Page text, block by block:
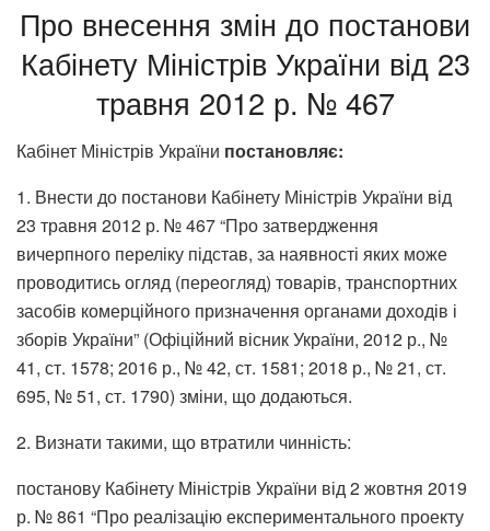
Про внесення змін до постанови
Кабінету Міністрів України від 23
травня 2012 р. № 467
Кабінет Міністрів України постановляє:
1. Внести до постанови Кабінету Міністрів України від
23 травня 2012 р. № 467 “Про затвердження
вичерпного переліку підстав, за наявності яких може
проводитись огляд (переогляд) товарів, транспортних
засобів комерційного призначення органами доходів і
зборів України” (Офіційний вісник України, 2012 р., №
41, ст. 1578; 2016 р., № 42, ст. 1581; 2018 р., № 21, ст.
695, № 51, ст. 1790) зміни, що додаються.
2. Визнати такими, що втратили чинність:
постанову Кабінету Міністрів України від 2 жовтня 2019
р. № 861 “Про реалізацію експериментального проекту